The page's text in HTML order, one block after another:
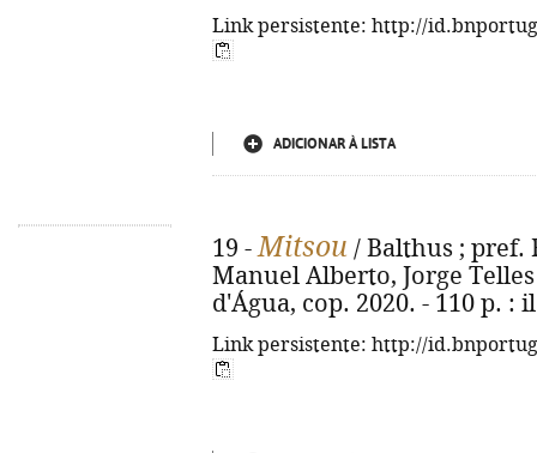
Link persistente: http://
ADICIONAR À LISTA
19 -Mitsou / Balthus ; pref.
Manuel Alberto, Jorge
d'Água, cop. 2020. - 110 p. :
Link persistente: http://